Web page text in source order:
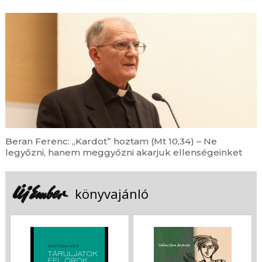
Beran Ferenc: „Kardot” hoztam (Mt 10,34) – Ne
legyőzni, hanem meggyőzni akarjuk ellenségeinket
könyvajánló